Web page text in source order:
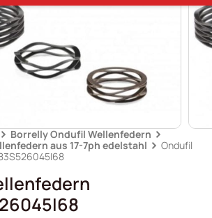
Borrelly Ondufil Wellenfedern
aus 17-7ph edelstahl
Ondufil